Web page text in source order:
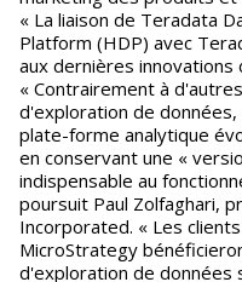
« La liaison de Teradata
Platform (HDP) avec
aux dernières innovations
« Contrairement à
d'exploration de
plate-forme analytique
en conservant une «
indispensable au
poursuit Paul Zolfaghari,
Incorporated. « Les
MicroStrategy
d'exploration de données